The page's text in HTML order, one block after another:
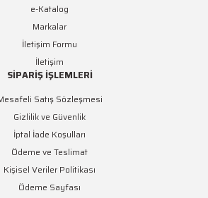
Mekan Güç Kaynağı
e-Katalog
Markalar
İletişim Formu
İletişim
SİPARİŞ İŞLEMLERİ
Satış Sözleşmesi
Gizlilik ve Güvenlik
İptal İade Koşulları
Ödeme ve Teslimat
Kişisel Veriler Politikası
Ödeme Sayfası